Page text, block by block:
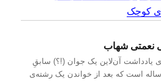
کوچک
نعمتی شهاب
یادداشت‌ آن‌لاین یک جوان (!؟) سابقِ
اندی ساله است که بعد از خواندن یک رشته‌ی